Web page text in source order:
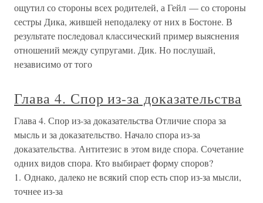
ощутил со стороны всех родителей, а Гейл — со стороны
сестры Дика, жившей неподалеку от них в Бостоне. В
результате последовал классический пример выяснения
отношений между супругами. Дик. Но послушай,
независимо от того
Глава 4. Спор из-за доказательства
Глава 4. Спор из-за доказательства Отличие спора за
мысль и за доказательство. Начало спора из-за
доказательства. Антитезис в этом виде спора. Сочетание
одних видов спора. Кто выбирает форму споров?
1. Однако, далеко не всякий спор есть спор из-за мысли,
точнее из-за